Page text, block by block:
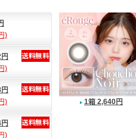
)
)
)
)
1箱 2,640円